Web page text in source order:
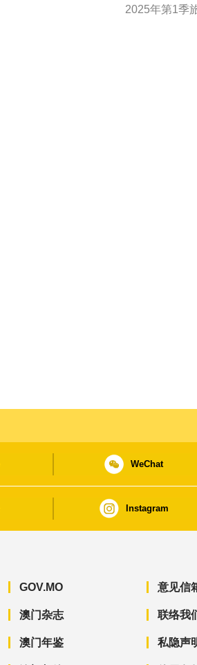
2025年第1季
WeChat
Instagram
GOV.MO
澳门杂志
澳门年鉴
意见信
联络我
私隐声